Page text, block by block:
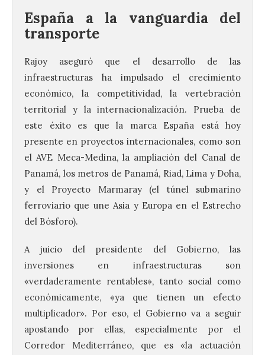
España a la vanguardia del
transporte
Rajoy aseguró que el desarrollo de las
infraestructuras ha impulsado el crecimiento
económico, la competitividad, la vertebración
territorial y la internacionalización. Prueba de
este éxito es que la marca España está hoy
presente en proyectos internacionales, como son
el AVE Meca-Medina, la ampliación del Canal de
Panamá, los metros de Panamá, Riad, Lima y Doha,
y el Proyecto Marmaray (el túnel submarino
ferroviario que une Asia y Europa en el Estrecho
del Bósforo).
A juicio del presidente del Gobierno, las
inversiones en infraestructuras son
«verdaderamente rentables», tanto social como
económicamente, «ya que tienen un efecto
multiplicador». Por eso, el Gobierno va a seguir
apostando por ellas, especialmente por el
Corredor Mediterráneo, que es «la actuación